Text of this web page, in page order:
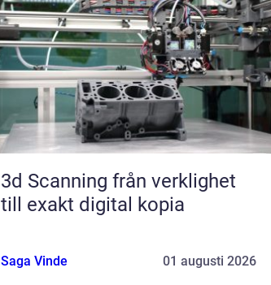
3d Scanning från verklighet
till exakt digital kopia
Saga Vinde 01 augusti 2026